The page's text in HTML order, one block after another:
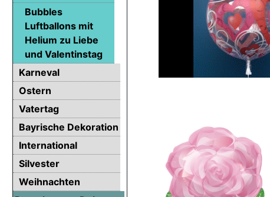
Bubbles
Luftballons mit
Helium zu Liebe
und Valentinstag
Karneval
Ostern
Vatertag
Bayrische Dekoration
International
Silvester
Weihnachten